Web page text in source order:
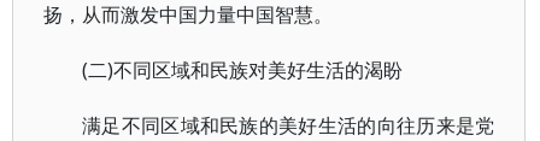
扬，从而激发中国力量中国智慧。
(二)不同区域和民族对美好生活的渴盼
满足不同区域和民族的美好生活的向往历来是党